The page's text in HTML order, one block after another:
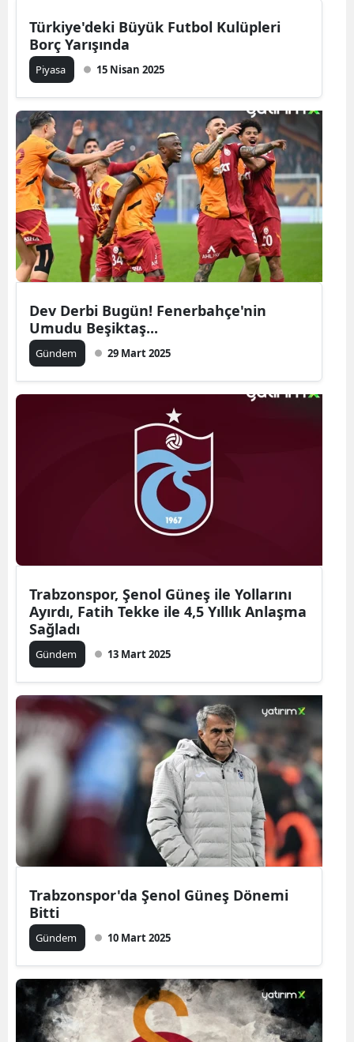
Türkiye'deki Büyük Futbol Kulüpleri
Borç Yarışında
Piyasa 15 Nisan 2025
Dev Derbi Bugün! Fenerbahçe'nin
Umudu Beşiktaş...
Gündem 29 Mart 2025
Trabzonspor, Şenol Güneş ile Yollarını
Ayırdı, Fatih Tekke ile 4,5 Yıllık Anlaşma
Sağladı
Gündem 13 Mart 2025
Trabzonspor'da Şenol Güneş Dönemi
Bitti
Gündem 10 Mart 2025